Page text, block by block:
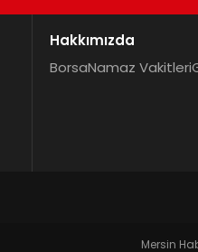
Hakkımızda
BorsaNamaz Vakitleri
Mersin